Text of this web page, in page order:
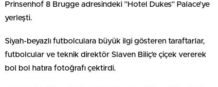
Prinsenhof 8 Brugge adresindeki ”Hotel Dukes” Palace’ye
yerleşti.
Siyah-beyazlı futbolculara büyük ilgi gösteren taraftarlar,
futbolcular ve teknik direktör Slaven Biliç’e çiçek vererek
bol bol hatıra fotoğrafı çektirdi.